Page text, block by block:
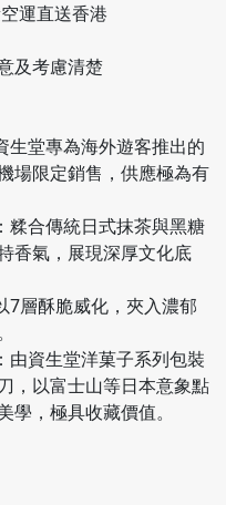
運直送香港
及考慮清楚
生堂專為海外遊客推出的
場限定銷售，供應極為有
糅合傳統日式抹茶與黑糖
香氣，展現深厚文化底
7層酥脆威化，夾入濃郁
由資生堂洋菓子系列包裝
，以富士山等日本意象點
學，極具收藏價值。